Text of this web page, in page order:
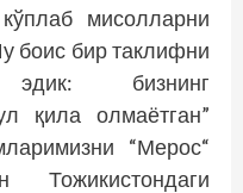
мисолларни
боис бир таклифни
бизнинг
қила олмаётган”
“Мерос“
Тожикис­тондаги